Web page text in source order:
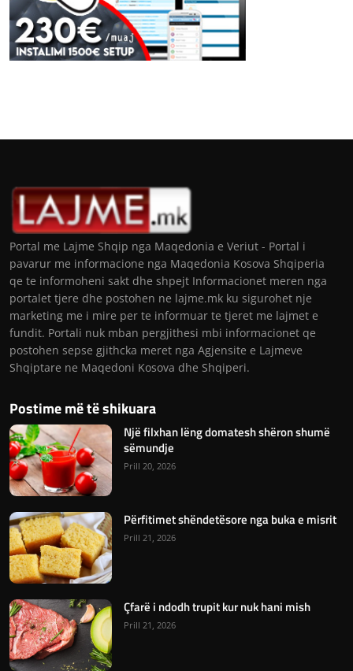
Portal me Lajme Shqip nga Maqedonia e Veriut - Portal i
pavarur me informacione nga Maqedonia Kosova Shqiperia
qe te informoheni sakt dhe shpejt Informacionet meren nga
portalet tjere dhe postohen ne lajme.mk ku sigurohet nje
marketing me i mire per te informuar te tjeret me lajmet e
fundit. Portali nuk mban pergjithesi mbi informacionet qe
postohen sepse gjithcka meret nga Agjensite e Lajmeve
Shqiptare ne Maqedoni Kosova dhe Shqiperi.
Postime më të shikuara
Një filxhan lëng domatesh shëron shumë
sëmundje
Prill 20, 2026
Përfitimet shëndetësore nga buka e misrit
Prill 21, 2026
Çfarë i ndodh trupit kur nuk hani mish
Prill 21, 2026